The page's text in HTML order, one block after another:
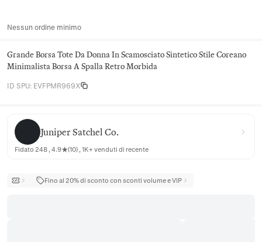
Nessun ordine minimo
Grande Borsa Tote Da Donna In Scamosciato Sintetico Stile Coreano
Minimalista Borsa A Spalla Retro Morbida
ID SPU: EVFPMR969X
Juniper Satchel Co.
Juniper Satchel Co.
Fidato 248 , 4.9★(10) , 1K+ venduti di recente
Fino al 20% di sconto con sconti volume e VIP